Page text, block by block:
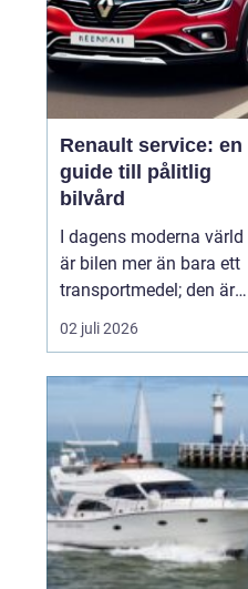
Renault service: en
guide till pålitlig
bilvård
I dagens moderna värld
är bilen mer än bara ett
transportmedel; den är
en viktig del av vårt
dagliga liv och ofta en
bilen i toppskick är
därför avgörande för att
både förlänga dess
livslängd och behålla
högt andrahand...
02 juli 2026